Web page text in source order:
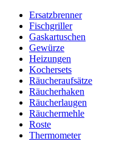
Ersatzbrenner
Fischgriller
Gaskartuschen
Gewürze
Heizungen
Kochersets
Räucheraufsätze
Räucherhaken
Räucherlaugen
Räuchermehle
Roste
Thermometer